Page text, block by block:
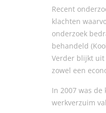
Recent
klachten
onderzoek
behandeld
Verder blijkt uit
zowel een
In 2007 was
werkverzuim